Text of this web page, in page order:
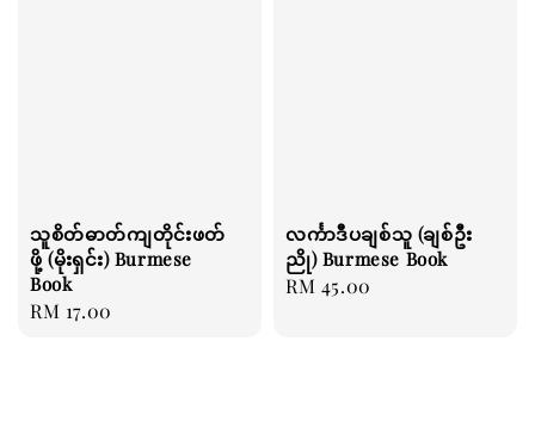
သူစိတ်ဓာတ်ကျတိုင်းဖတ်
ဖို့ (မိုးရှင်း) Burmese
Book
Regular
RM 17.00
လင်္ကာဒီပချစ်သူ (ချစ်ဦး
ညို) Burmese Book
Regular
RM 45.00